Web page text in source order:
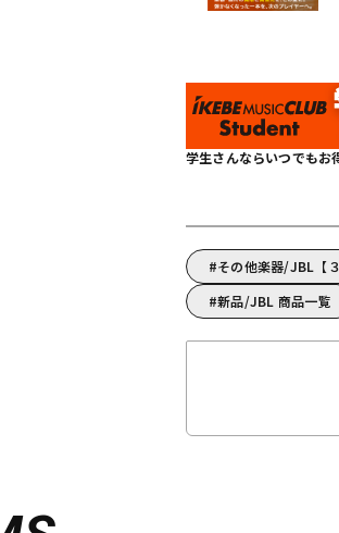
学生さんならいつでもお
その他楽器/JBL【
新品/JBL 商品一覧